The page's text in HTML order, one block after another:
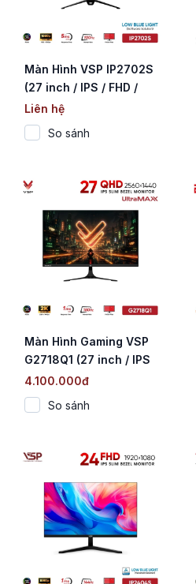
Màn Hình VSP IP2702S
(27 inch / IPS / FHD /
100Hz / 5ms)
Liên hệ
So sánh
Màn Hình Gaming VSP
G2718Q1 (27 inch / IPS
/ 2K / 180Hz / 1ms)
4.100.000đ
So sánh